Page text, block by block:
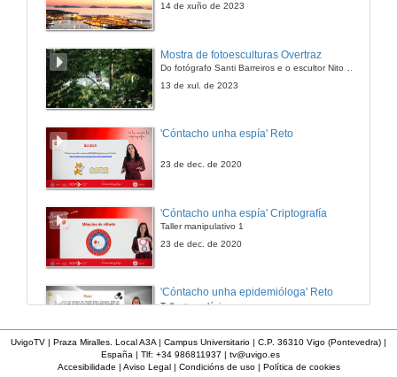
14 de xuño de 2023
Mostra de fotoesculturas Overtraz
Do fotógrafo Santi Barreiros e o escultor Nito Contreras.
13 de xul. de 2023
'Cóntacho unha espía' Reto
23 de dec. de 2020
'Cóntacho unha espía' Criptografía
Taller manipulativo 1
23 de dec. de 2020
'Cóntacho unha epidemióloga' Reto
Taller tecnolóxico
UvigoTV | Praza Miralles. Local A3A | Campus Universitario | C.P. 36310 Vigo (Pontevedra) |
España | Tlf: +34 986811937 | tv@uvigo.es
Accesibilidade | Aviso Legal| Condicións de uso| Política de cookies